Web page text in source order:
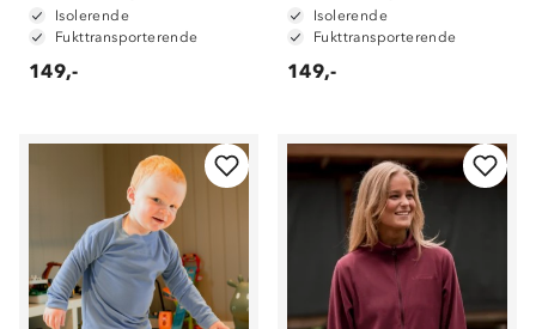
Isolerende
Fukttransporterende
149,-
Isolerende
Fukttransporterende
149,-